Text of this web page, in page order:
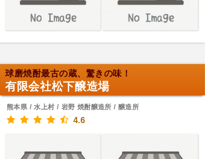
球磨焼酎最古の蔵、驚きの味！
有限会社松下醸造場
熊本県 / 水上村 / 岩野 焼酎醸造所 / 醸造所
4.6